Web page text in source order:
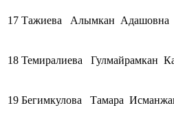
17 Тажиева Алымкан Адашовна
18 Темиралиева Гулмайрамкан
19 Бегимкулова Тамара